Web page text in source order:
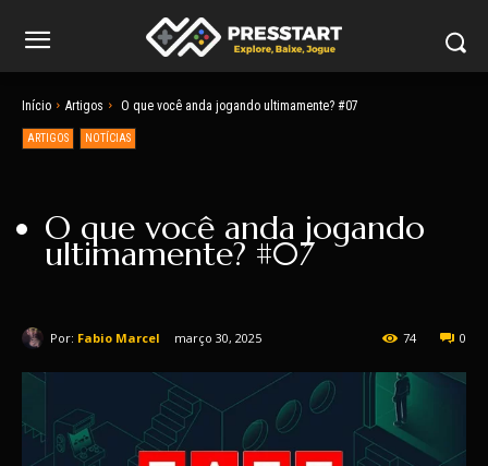
Início Artigos O que você anda jogando ultimamente? #07
ARTIGOS NOTÍCIAS
O que você anda jogando
ultimamente? #07
Por: Fabio Marcel março 30, 2025 0
74